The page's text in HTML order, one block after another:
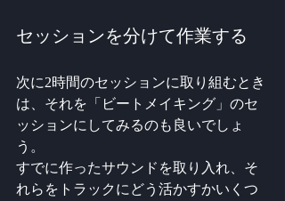
セッションを分けて作業する
次に2時間のセッションに取り組むとき
は、それを「ビートメイキング」のセ
ッションにしてみるのも良いでしょ
う。
すでに作ったサウンドを取り入れ、そ
れらをトラックにどう活かすかいくつ